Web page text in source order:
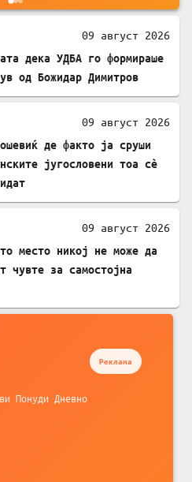
09 август 2026
дека УДБА го формираше
од Божидар Димитров
09 август 2026
де факто ја сруши
југословени тоа сè
09 август 2026
место никој не може да
чувте за самостојна
Реклама
Понуди Дневно